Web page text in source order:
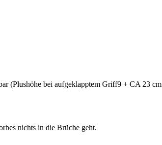
(Plushöhe bei aufgeklapptem Griff9 + CA 23 cm
nichts in die Brüche geht.